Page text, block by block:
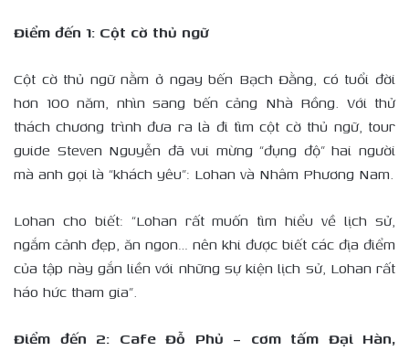
Điểm đến 1: Cột cờ thủ ngữ
Cột cờ thủ ngữ nằm ở ngay bến Bạch Đằng, có tuổi đời
hơn 100 năm, nhìn sang bến cảng Nhà Rồng. Với thử
thách chương trình đưa ra là đi tìm cột cờ thủ ngữ, tour
guide Steven Nguyễn đã vui mừng “đụng độ” hai người
mà anh gọi là “khách yêu”: Lohan và Nhâm Phương Nam.
Lohan cho biết: “Lohan rất muốn tìm hiểu về lịch sử,
ngắm cảnh đẹp, ăn ngon… nên khi được biết các địa điểm
của tập này gắn liền với những sự kiện lịch sử, Lohan rất
háo hức tham gia”.
Điểm đến 2: Cafe Đỗ Phủ – cơm tấm Đại Hàn,